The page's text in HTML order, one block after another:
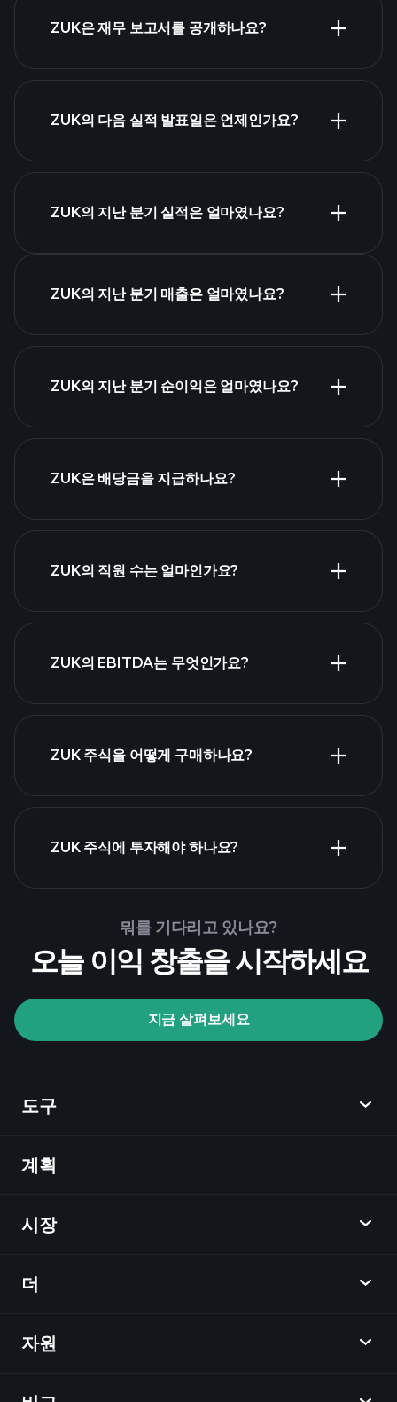
ZUK은 재무 보고서를 공개하나요?
ZUK의 다음 실적 발표일은 언제인가요?
ZUK의 지난 분기 실적은 얼마였나요?
ZUK
ZUK의 지난 분기 매출은 얼마였나요?
ZUK의 지난 분기 순이익은 얼마였나요?
ZUK은 배당금을 지급하나요?
록
ZUK의 직원 수는 얼마인가요?
주 목록
ZUK의 EBITDA는 무엇인가요?
ZUK 주식을 어떻게 구매하나요?
Playtrade Tournaments
추천된 중개인
ZUK 주식에 투자해야 하나요?
Playtrade Tournaments
포트폴리오
뭐를 기다리고 있나요?
오늘 이익 창출을 시작하세요
지금 살펴보세요
도구
발견
차트
뉴스
학습 허브
계획
시장
개요
외환
지수
더
제휴사가 되다
자원